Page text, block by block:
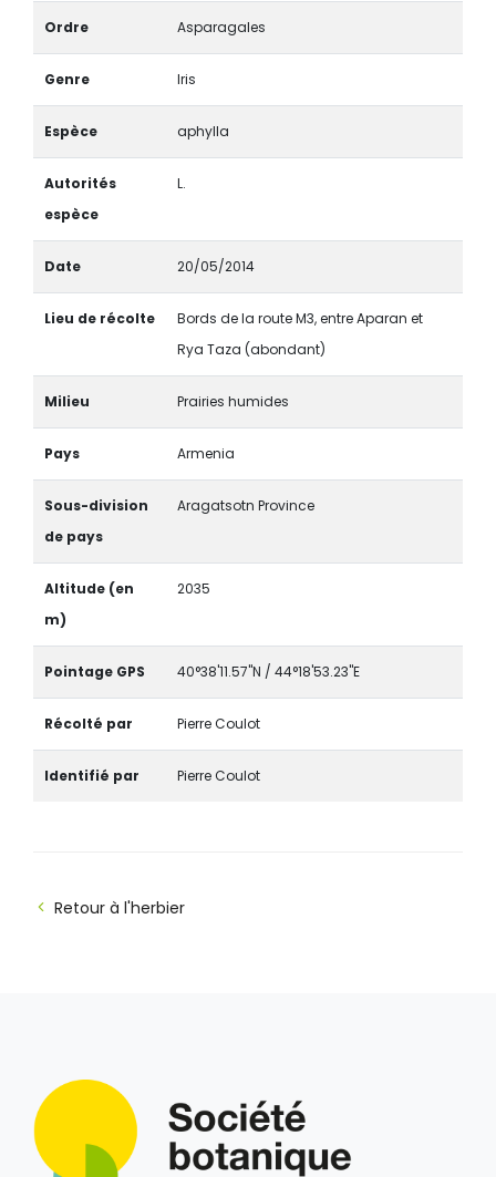
Ordre Asparagales
Genre Iris
Espèce aphylla
Autorités
espèce
L.
Date 20/05/2014
Lieu de récolte
Bords de la route M3, entre Aparan et
Rya Taza (abondant)
Milieu Prairies humides
Pays Armenia
Sous-division
de pays
Aragatsotn Province
Altitude (en
m)
2035
Pointage GPS 40°38'11.57"N / 44°18'53.23"E
Récolté par Pierre Coulot
Identifié par Pierre Coulot
Retour à l'herbier